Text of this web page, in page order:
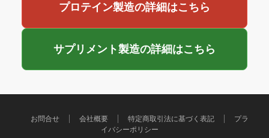
プロテイン製造の詳細はこちら
サプリメント製造の詳細はこちら
お問合せ 会社概要 特定商取引法に基づく表記
プラ
イバシーポリシー